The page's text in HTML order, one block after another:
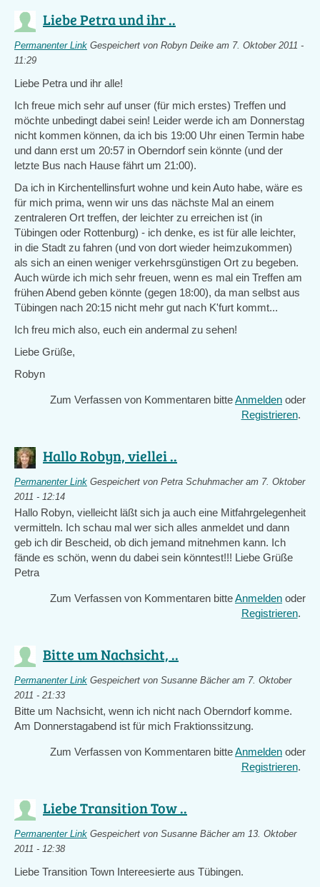
Liebe Petra und ihr ..
Permanenter Link Gespeichert von Robyn Deike am 7. Oktober 2011 -
11:29
Liebe Petra und ihr alle!
Ich freue mich sehr auf unser (für mich erstes) Treffen und
möchte unbedingt dabei sein! Leider werde ich am Donnerstag
nicht kommen können, da ich bis 19:00 Uhr einen Termin habe
und dann erst um 20:57 in Oberndorf sein könnte (und der
letzte Bus nach Hause fährt um 21:00).
Da ich in Kirchentellinsfurt wohne und kein Auto habe, wäre es
für mich prima, wenn wir uns das nächste Mal an einem
zentraleren Ort treffen, der leichter zu erreichen ist (in
Tübingen oder Rottenburg) - ich denke, es ist für alle leichter,
in die Stadt zu fahren (und von dort wieder heimzukommen)
als sich an einen weniger verkehrsgünstigen Ort zu begeben.
Auch würde ich mich sehr freuen, wenn es mal ein Treffen am
frühen Abend geben könnte (gegen 18:00), da man selbst aus
Tübingen nach 20:15 nicht mehr gut nach K'furt kommt...
Ich freu mich also, euch ein andermal zu sehen!
Liebe Grüße,
Robyn
Zum Verfassen von Kommentaren bitteAnmelden oder
Registrieren.
Hallo Robyn, viellei ..
Permanenter Link Gespeichert von Petra Schuhmacheram 7. Oktober
2011 - 12:14
Hallo Robyn, vielleicht läßt sich ja auch eine Mitfahrgelegenheit
vermitteln. Ich schau mal wer sich alles anmeldet und dann
geb ich dir Bescheid, ob dich jemand mitnehmen kann. Ich
fände es schön, wenn du dabei sein könntest!!! Liebe Grüße
Petra
Zum Verfassen von Kommentaren bitteAnmelden oder
Registrieren.
Bitte um Nachsicht, ..
Permanenter Link Gespeichert von Susanne Bächeram 7. Oktober
2011 - 21:33
Bitte um Nachsicht, wenn ich nicht nach Oberndorf komme.
Am Donnerstagabend ist für mich Fraktionssitzung.
Zum Verfassen von Kommentaren bitteAnmelden oder
Registrieren.
Liebe Transition Tow ..
Permanenter Link Gespeichert von Susanne Bächeram 13. Oktober
2011 - 12:38
Liebe Transition Town Intereesierte aus Tübingen.